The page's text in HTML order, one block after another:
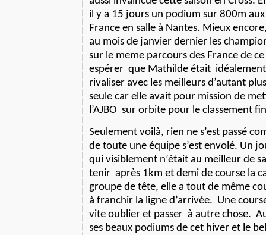
il y a 15 jours un podium sur 800m
France en salle à Nantes. Mieux
au mois de janvier dernier les
sur le meme parcours des France de
espérer que Mathilde était
rivaliser avec les meilleurs d’autant
seule car elle avait pour mission de
l’AJBO sur orbite pour le classement
Seulement voilà, rien ne s’est passé
de toute une équipe s’est envolé. Un
qui visiblement n’était au meilleur de
tenir après 1km et demi de course la
groupe de tête, elle a tout de même
à franchir la ligne d’arrivée. Une
vite oublier et passer à autre chose.
ses beaux podiums de cet hiver et le